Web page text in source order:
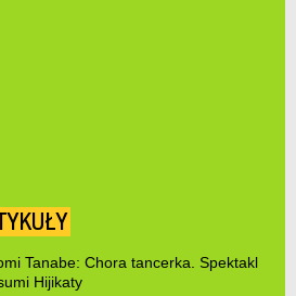
Tanabe: Chora tancerka. Spektakl
Hijikaty